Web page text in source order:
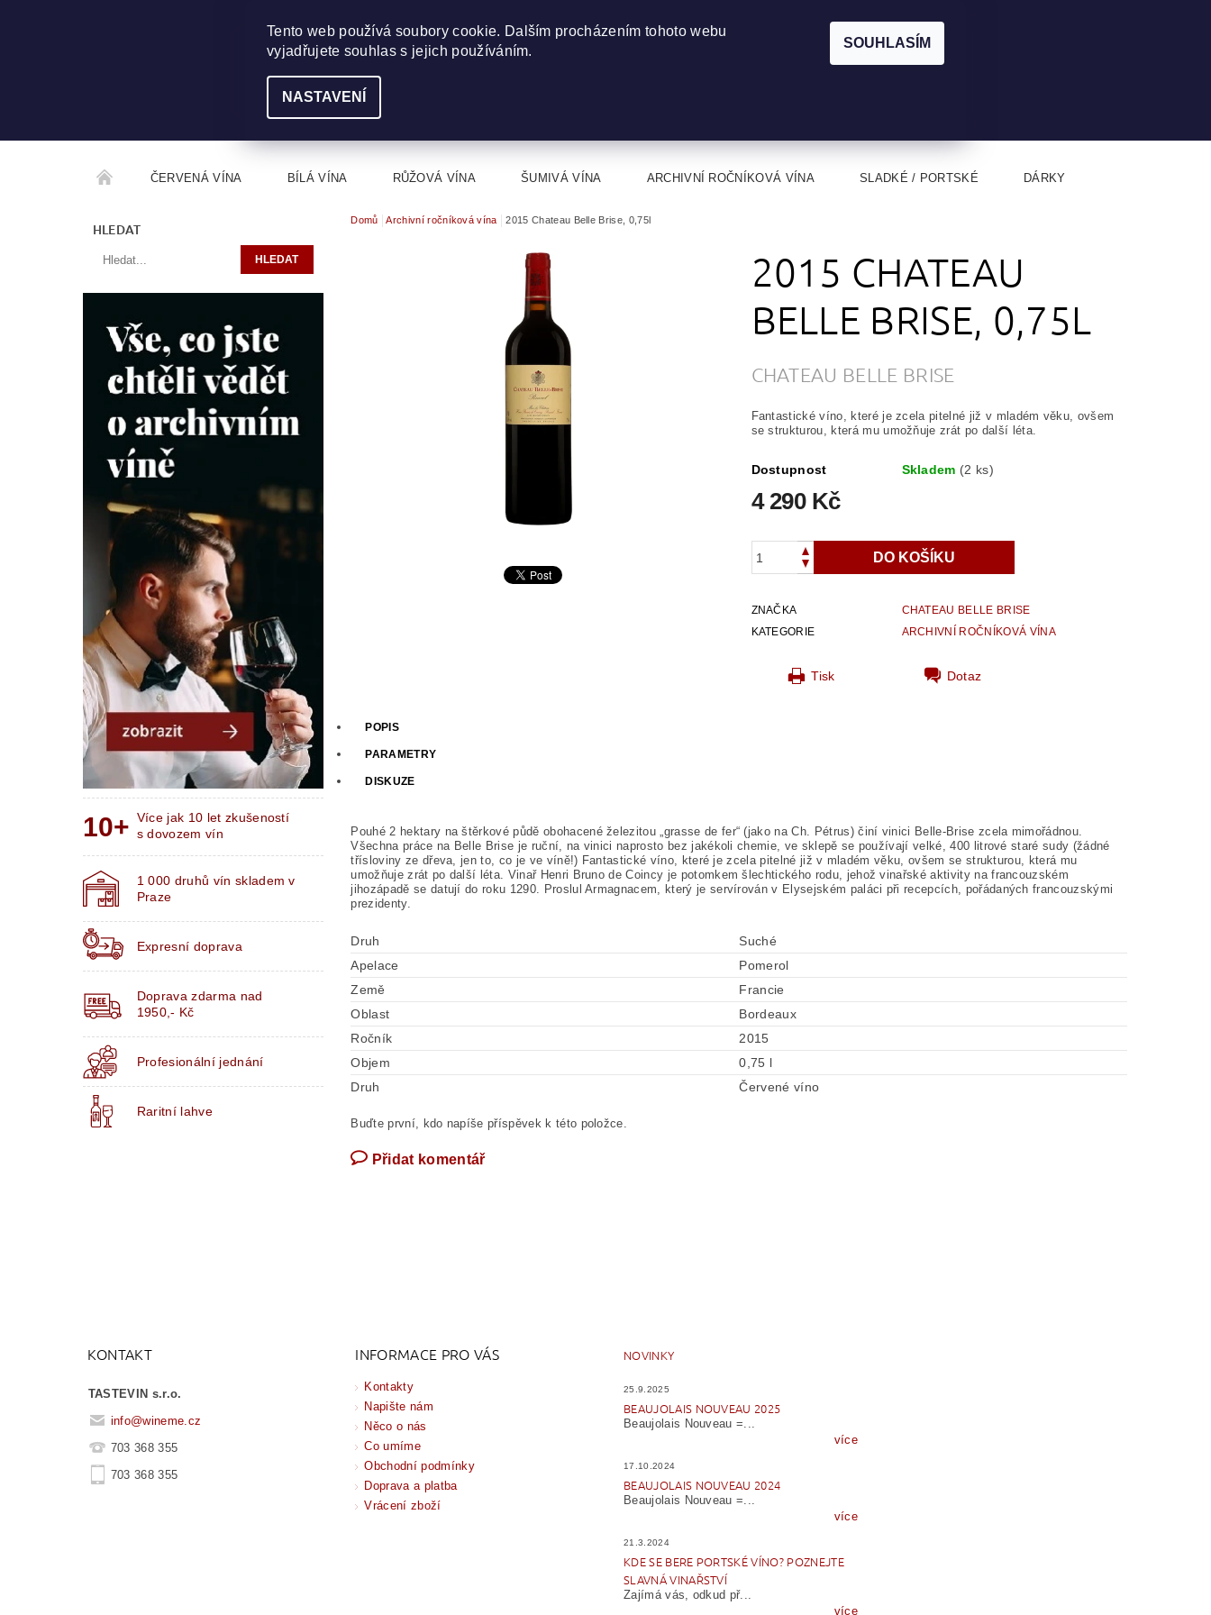
ČERVENÁ VÍNA BÍLÁ VÍNA RŮŽOVÁ VÍNA ŠUMIVÁ VÍNA ARCHIVNÍ ROČNÍKOVÁ VÍNA SLADKÉ / PORTSKÉ DÁRKY
ROČNÍKOVÝ ALKOHOL ROZCESTNÍK VÍN
HLEDAT
Více jak 10 let zkušeností
s dovozem vín
1 000 druhů vín skladem v
Praze
Expresní doprava
Doprava zdarma nad
1950,- Kč
Profesionální jednání
Raritní lahve
Domů Archivní ročníková vína 2015 Chateau Belle Brise, 0,75l
2015 CHATEAU
BELLE BRISE, 0,75L
CHATEAU BELLE BRISE
Fantastické víno, které je zcela pitelné již v mladém věku, ovšem
se strukturou, která mu umožňuje zrát po další léta.
Dostupnost Skladem (2 ks)
4 290 Kč
ZNAČKA
CHATEAU BELLE BRISE
KATEGORIE
ARCHIVNÍ ROČNÍKOVÁ VÍNA
Tisk Dotaz
POPIS
PARAMETRY
DISKUZE
Pouhé 2 hektary na štěrkové půdě obohacené železitou „grasse de fer“ (jako na Ch. Pétrus) činí vinici Belle-Brise zcela mimořádnou.
Všechna práce na Belle Brise je ruční, na vinici naprosto bez jakékoli chemie, ve sklepě se používají velké, 400 litrové staré sudy (žádné
třísloviny ze dřeva, jen to, co je ve víně!) Fantastické víno, které je zcela pitelné již v mladém věku, ovšem se strukturou, která mu
umožňuje zrát po další léta. Vinař Henri Bruno de Coincy je potomkem šlechtického rodu, jehož vinařské aktivity na francouzském
jihozápadě se datují do roku 1290. Proslul Armagnacem, který je servírován v Elysejském paláci při recepcích, pořádaných francouzskými
prezidenty.
Druh
Suché
Apelace
Pomerol
Země
Francie
Oblast
Bordeaux
Ročník
2015
Objem
0,75 l
Druh
Červené víno
Buďte první, kdo napíše příspěvek k této položce.
Přidat komentář
KONTAKT
TASTEVIN s.r.o.
info@wineme.cz
703 368 355
703 368 355
INFORMACE PRO VÁS
Kontakty
Napište nám
Něco o nás
Co umíme
Obchodní podmínky
Doprava a platba
Vrácení zboží
NOVINKY
25.9.2025
BEAUJOLAIS NOUVEAU 2025
Beaujolais Nouveau =...
více
17.10.2024
BEAUJOLAIS NOUVEAU 2024
Beaujolais Nouveau =...
více
21.3.2024
KDE SE BERE PORTSKÉ VÍNO? POZNEJTE
SLAVNÁ VINAŘSTVÍ
Zajímá vás, odkud př...
více
Tento web používá soubory cookie. Dalším procházením tohoto webu
vyjadřujete souhlas s jejich používáním.
NASTAVENÍ
SOUHLASÍM